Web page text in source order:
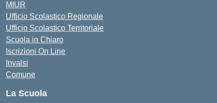
MIUR
Ufficio Scolastico Regionale
Ufficio Scolastico Territoriale
Scuola in Chiaro
Iscrizioni On Line
Invalsi
Comune
La Scuola